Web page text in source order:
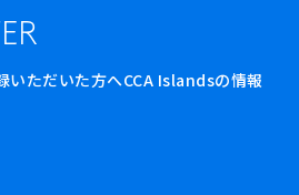
いただいた方へCCA Islandsの情報